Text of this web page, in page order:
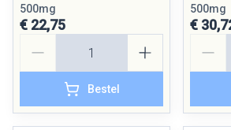
500mg
€ 22,75
Bestel
500mg
€